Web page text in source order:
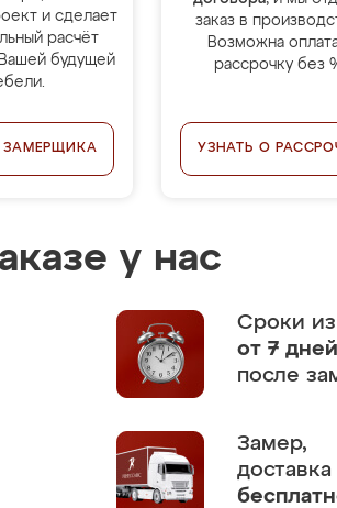
и сделает
расчёт
будущей
ЗАМЕРЩИКА
заказ в
Возможна
рассрочку без
УЗНАТЬ О
у нас
Сроки
от 7 дней
после
Замер,